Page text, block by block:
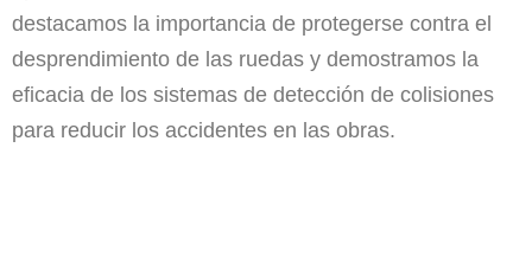
destacamos la importancia de protegerse contra el
desprendimiento de las ruedas y demostramos la
eficacia de los sistemas de detección de colisiones
para reducir los accidentes en las obras.